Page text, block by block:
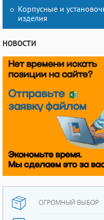
Корпусные и
изделия
НОВОСТИ